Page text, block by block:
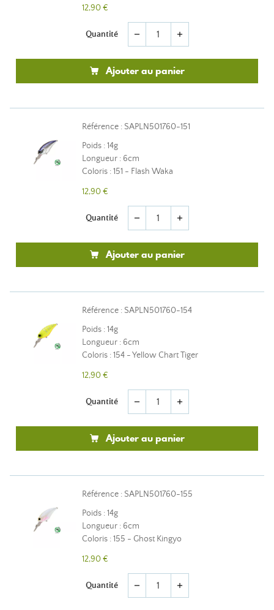
12,90 €
Quantité remove add
Ajouter au panier
Référence : SAPLN501760-151
Poids : 14g
Longueur : 6cm
Coloris : 151 - Flash Waka
12,90 €
Quantité remove add
Ajouter au panier
Référence : SAPLN501760-154
Poids : 14g
Longueur : 6cm
Coloris : 154 - Yellow Chart Tiger
12,90 €
Quantité remove add
Ajouter au panier
Référence : SAPLN501760-155
Poids : 14g
Longueur : 6cm
Coloris : 155 - Ghost Kingyo
12,90 €
Quantité remove add